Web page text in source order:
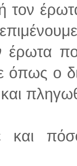
τον
έρωτα
ο
και